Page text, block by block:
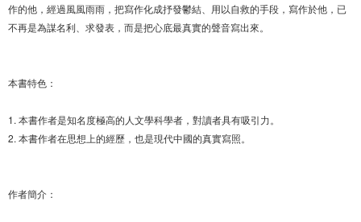
作的他，經過風風雨雨，把寫作化成抒發鬱結、用以自救的手段，寫作於他，已
不再是為謀名利、求發表，而是把心底最真實的聲音寫出來。
本書特色：
1. 本書作者是知名度極高的人文學科學者，對讀者具有吸引力。
2. 本書作者在思想上的經歷，也是現代中國的真實寫照。
作者簡介：